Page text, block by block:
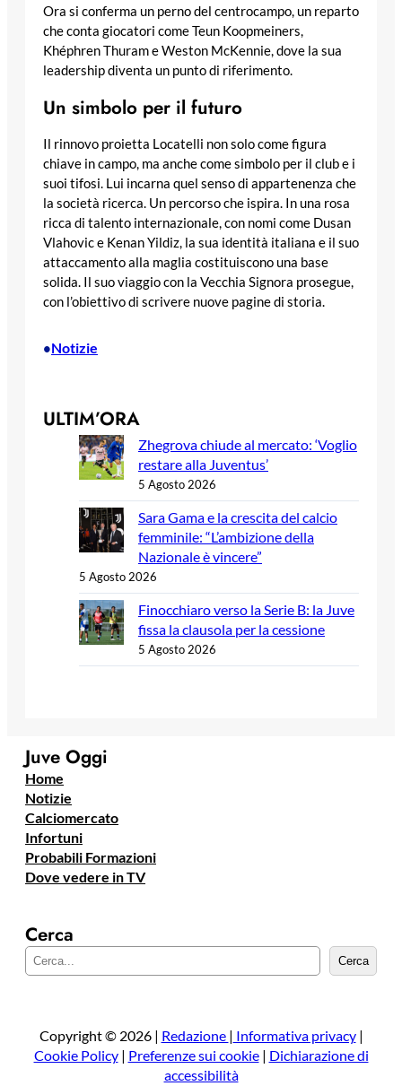
Ora si conferma un perno del centrocampo, un reparto
che conta giocatori come Teun Koopmeiners,
Khéphren Thuram e Weston McKennie, dove la sua
leadership diventa un punto di riferimento.
Un simbolo per il futuro
Il rinnovo proietta Locatelli non solo come figura
chiave in campo, ma anche come simbolo per il club e i
suoi tifosi. Lui incarna quel senso di appartenenza che
la società ricerca. Un percorso che ispira. In una rosa
ricca di talento internazionale, con nomi come Dusan
Vlahovic e Kenan Yildiz, la sua identità italiana e il suo
attaccamento alla maglia costituiscono una base
solida. Il suo viaggio con la Vecchia Signora prosegue,
con l’obiettivo di scrivere nuove pagine di storia.
•Notizie
ULTIM’ORA
Zhegrova chiude al mercato: ‘Voglio
restare alla Juventus’
5 Agosto 2026
Sara Gama e la crescita del calcio
femminile: “L’ambizione della
Nazionale è vincere”
5 Agosto 2026
Finocchiaro verso la Serie B: la Juve
fissa la clausola per la cessione
5 Agosto 2026
Juve Oggi
Home
Notizie
Calciomercato
Infortuni
Probabili Formazioni
Dove vedere in TV
Cerca
e
a
Cerca
Copyright © 2026 | Redazione | Informativa privacy|
Cookie Policy| Preferenze sui cookie| Dichiarazione di
accessibilità